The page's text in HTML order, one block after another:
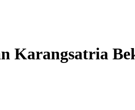
Karangsatria